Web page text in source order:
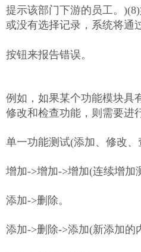
提示该部门下游的员工。
或没有选择记录，系统将通
按钮来报告错误。
例如，如果某个功能模块具
修改和检查功能，则需要进
单一功能测试(添加、修改
增加->增加->增加(连续增加
添加->删除。
添加->删除->添加(新添加的